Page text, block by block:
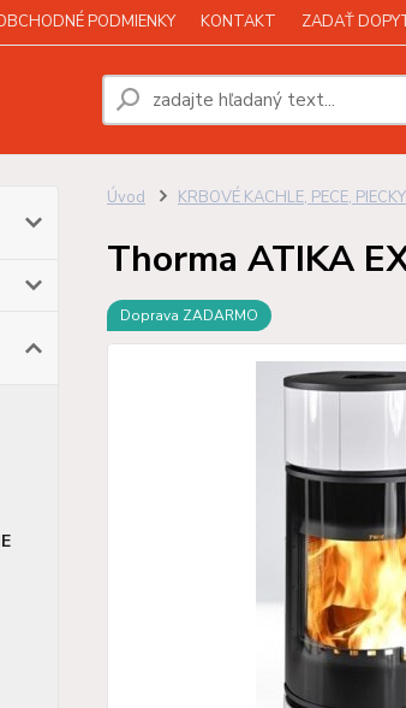
PODMIENKY KONTAKT ZADAŤ
Úvod KRBOVÉ KACHLE, PECE, PIECKY
Thorma ATIKA
Doprava ZADARMO